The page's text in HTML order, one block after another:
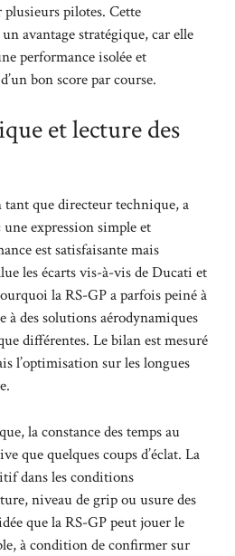
plusieurs pilotes. Cette
avantage stratégique, car elle
performance isolée et
bon score par course.
et lecture des
que directeur technique, a
expression simple et
est satisfaisante mais
les écarts vis-à-vis de Ducati et
la RS-GP a parfois peiné à
à des solutions aérodynamiques
différentes. Le bilan est mesuré
l’optimisation sur les longues
la constance des temps au
que quelques coups d’éclat. La
dans les conditions
niveau de grip ou usure des
que la RS-GP peut jouer le
à condition de confirmer sur